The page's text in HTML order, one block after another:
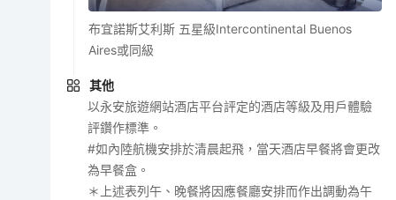
布宜諾斯艾利斯 五星級Intercontinental Buenos
Aires或同級
其他
以永安旅遊網站酒店平台評定的酒店等級及用戶體驗
評鑽作標準。
#如內陸航機安排於清晨起飛，當天酒店早餐將會更改
為早餐盒。
＊上述表列午、晚餐將因應餐廳安排而作出調動為午